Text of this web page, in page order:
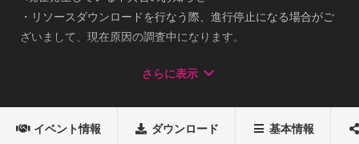
・リソースダウンロードを行なう際、進行停止になる場合がご
ざいまして、現在原因の調査中になります。
ございますが、アプリを終了し、再起動いただければ正常に動
申し上げます。
さらに表示
イベント情報 ダウンロード 基本情報